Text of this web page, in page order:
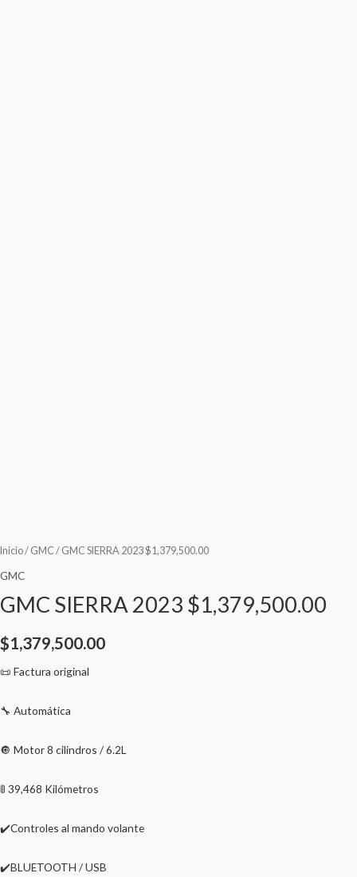
Inicio/ GMC / GMC SIERRA 2023 $1,379,500.00
GMC
GMC SIERRA 2023 $1,379,500.00
$1,379,500.00
📜 Factura original
🔧 Automática
🔘 Motor 8 cilindros / 6.2L
🚦 39,468 Kilómetros
✔️Controles al mando volante
✔️BLUETOOTH / USB